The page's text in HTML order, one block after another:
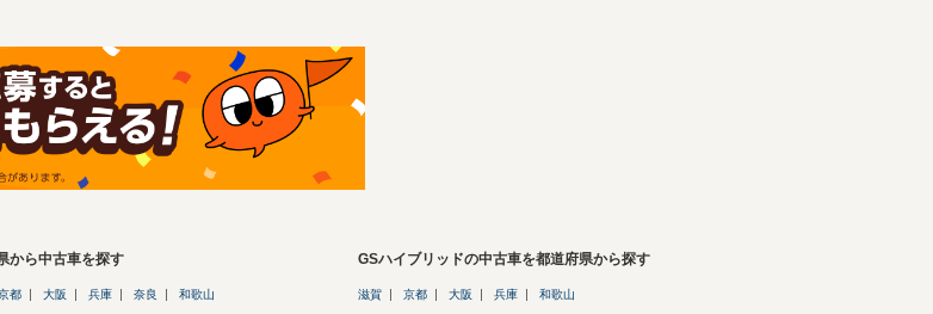
から中古車を探す
都 大阪 兵庫 奈良 和歌山
GSハイブリッドの中古車を都道府県から探す
滋賀 京都 大阪 兵庫 和歌山